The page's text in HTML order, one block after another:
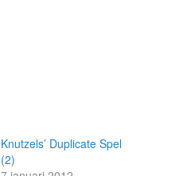
Knutzels’ Duplicate Spel
(2)